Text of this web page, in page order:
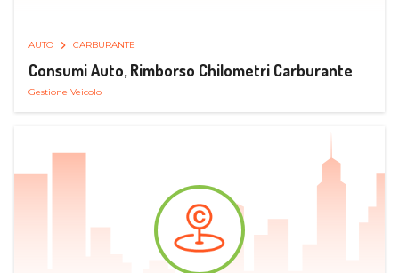
AUTO CARBURANTE
Consumi Auto, Rimborso Chilometri Carburante
Gestione Veicolo